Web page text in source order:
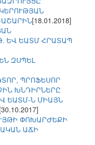
[18.01.2018]
ԵՎ ԵԱՏՄ ՀՐԱՏԱՊ
ԶՍՊԵԼ
ՊՐՈՖԵՍՈՐ
ԽՆԴԻՐՆԵՐԸ
ԵԱՏՄ-Ն ՄԻԱՅՆ
[30.10.2017]
ՓՈԽԱՐԺԵՔԻ
ԱՃԻ